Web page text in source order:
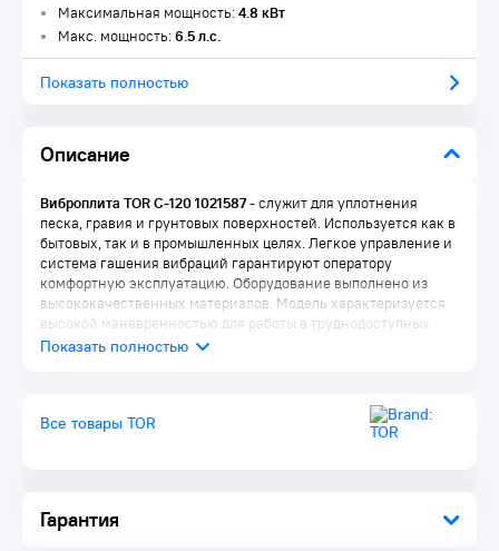
Описание
Гарантия
Максимальная мощность:4.8 кВт
Макс. мощность:6.5 л.с.
Показать полностью
Виброплита TOR C-120 1021587- служит для уплотнения
песка, гравия и грунтовых поверхностей. Используется как в
бытовых, так и в промышленных целях. Легкое управление и
система гашения вибраций гарантируют оператору
комфортную эксплуатацию. Оборудование выполнено из
высококачественных материалов. Модель характеризуется
высокой маневренностью для работы в труднодоступных
местах.
Все товары TOR